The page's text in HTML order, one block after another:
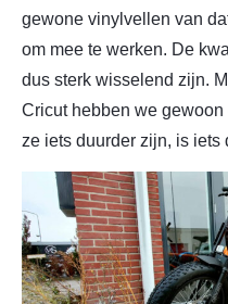
gewone vinylvellen van
om mee te werken. De
dus sterk wisselend zijn.
Cricut hebben we
ze iets duurder zijn, is iets